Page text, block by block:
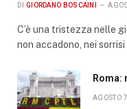
DI GIORDANO BOSCAINI
C’è una tristezza nelle
non accadono, nei
Roma:
AGOSTO